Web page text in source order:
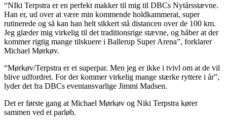
“NIki Terpstra er en perfekt makker til mig til DBCs Nytårsstævne.
Han er, ud over at være min kommende holdkammerat, super
rutinerede og så kan han helt sikkert stå distancen over de 100 km.
Jeg glæder mig virkelig til det traditionsrige stævne, og håber at der
kommer rigtig mange tilskuere i Ballerup Super Arena”, forklarer
Michael Mørkøv.
“Mørkøv/Terpstra er et superpar. Men jeg er ikke i tvivl om at de vil
blive udfordret. For der kommer virkelig mange stærke ryttere i år”,
lyder det fra DBCs eventansvarlige Jimmi Madsen.
Det er første gang at Michael Mørkøv og Niki Terpstra kører
sammen ved et parløb.